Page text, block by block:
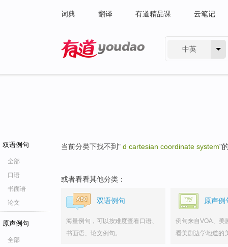
词典 翻译 有道精品课 云笔记
中英
双语例句
全部
口语
书面语
论文
原声例句
全部
当前分类下找不到" d cartesian coordinate system"
或者看看其他分类：
双语例句
海量例句，可以按难度查看口语、
书面语、论文例句。
原声例
例句来自VOA、美
看美剧边学地道的